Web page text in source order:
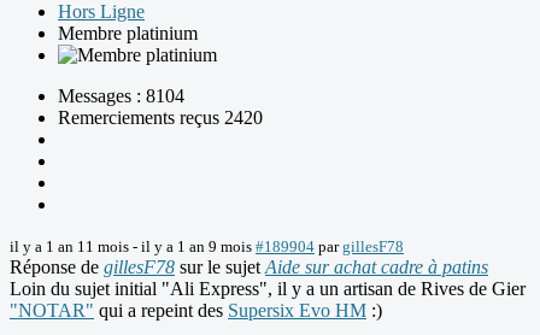
Hors Ligne
Membre platinium
Messages : 8104
Remerciements reçus 2420
il y a 1 an 11 mois - il y a 1 an 9 mois #189904 pargillesF78
Réponse de gillesF78 sur le sujet Aide sur achat cadre à patins
Loin du sujet initial "Ali Express", il y a un artisan de Rives de Gier
"NOTAR" qui a repeint des Supersix Evo HM :)